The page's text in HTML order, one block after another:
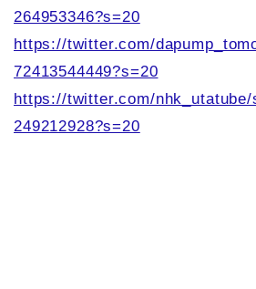
264953346?s=20
https://twitter.com/
72413544449?s=20
https://twitter.com/nhk_utatube/
249212928?s=20